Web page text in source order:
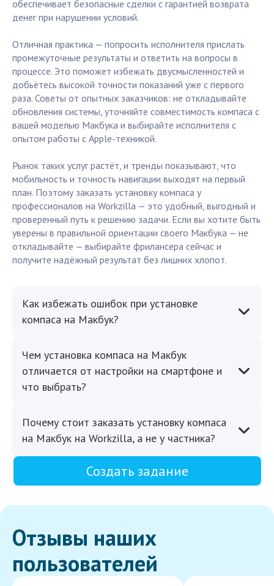
обеспечивает безопасные сделки с гарантией возврата
денег при нарушении условий.
Отличная практика — попросить исполнителя прислать
промежуточные результаты и ответить на вопросы в
процессе. Это поможет избежать двусмысленностей и
добьётесь высокой точности показаний уже с первого
раза. Советы от опытных заказчиков: не откладывайте
обновления системы, уточняйте совместимость компаса с
вашей моделью Макбука и выбирайте исполнителя с
опытом работы с Apple-техникой.
Рынок таких услуг растёт, и тренды показывают, что
мобильность и точность навигации выходят на первый
план. Поэтому заказать установку компаса у
профессионалов на Workzilla — это удобный, выгодный и
проверенный путь к решению задачи. Если вы хотите быть
уверены в правильной ориентации своего Макбука — не
откладывайте — выбирайте фрилансера сейчас и
получите надёжный результат без лишних хлопот.
Как избежать ошибок при установке
компаса на Макбук?
Чем установка компаса на Макбук
отличается от настройки на смартфоне и
что выбрать?
Почему стоит заказать установку компаса
на Макбук на Workzilla, а не у частника?
Создать задание
Отзывы наших
пользователей